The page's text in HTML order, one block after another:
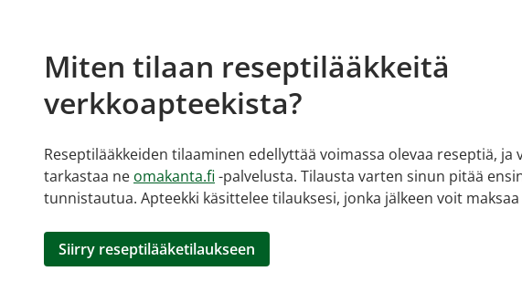
Miten tilaan reseptilääkkeitä
verkkoapteekista?
Reseptilääkkeiden tilaaminen edellyttää voimassa olevaa reseptiä, ja
tarkastaa ne omakanta.fi -palvelusta. Tilausta varten sinun pitää
tunnistautua. Apteekki käsittelee tilauksesi, jonka jälkeen voit
Siirry reseptilääketilaukseen